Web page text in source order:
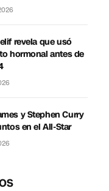
revela que usó
hormonal antes de
y Stephen Curry
en el All-Star